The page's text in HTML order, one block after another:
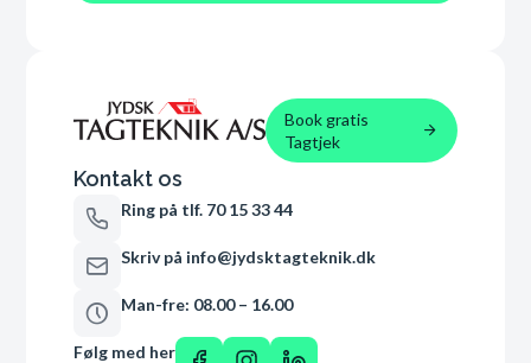
Book gratis
Tagtjek
Kontakt os
Ring på tlf. 70 15 33 44
Skriv på info@jydsktagteknik.dk
Man-fre: 08.00 – 16.00
Følg med her